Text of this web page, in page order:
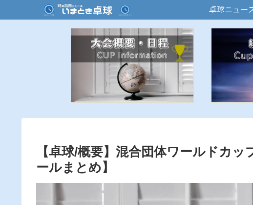
卓球ニュー
【卓球/概要】混合団体ワールドカ
ールまとめ】